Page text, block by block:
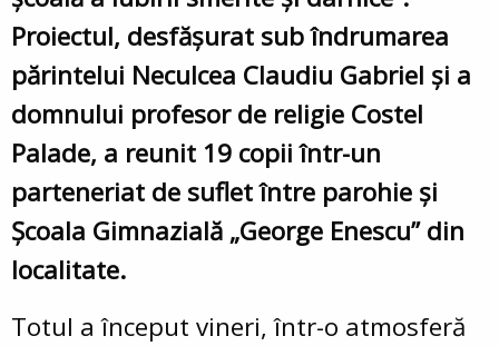
Proiectul, desfășurat sub îndrumarea
părintelui Neculcea Claudiu Gabriel și a
domnului profesor de religie Costel
Palade, a reunit 19 copii într-un
parteneriat de suflet între parohie și
Școala Gimnazială „George Enescu” din
localitate.
Totul a început vineri, într-o atmosferă